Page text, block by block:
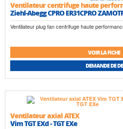
Ventilateur centrifuge haute
Ziehl-Abegg CPRO ER31CPRO
Ventilateur plug fan centrifuge haute
VOIR LA FICHE
DEMANDE DE
Ventilateur axial ATEX
Vim TGT EXd - TGT EXe